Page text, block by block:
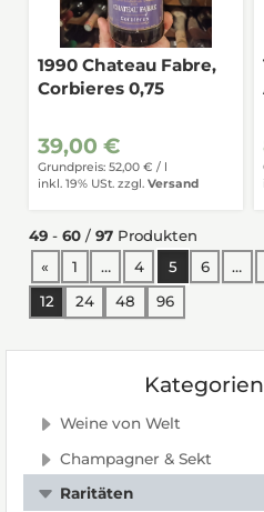
1990 Chateau Fabre,
Corbieres 0,75
39,00 €
Grundpreis: 52,00 € /
inkl. 19% USt. zzgl. Versand
49 - 60 / 97 Produkten
« vorherige Seite
1 … 4 5 6 …
12
24 48 96
Weine von Welt
Champagner & Sekt
Raritäten